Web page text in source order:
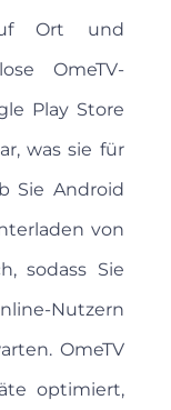
Ort und
OmeTV-
Play Store
was sie für
Sie Android
von
sodass Sie
Nutzern
OmeTV
optimiert,